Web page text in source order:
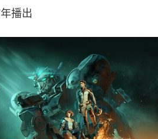
播出